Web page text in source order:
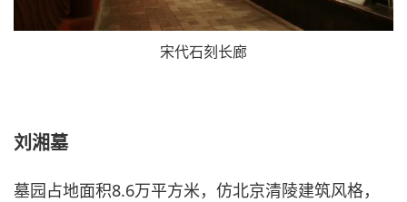
宋代石刻长廊
刘湘墓
墓园占地面积8.6万平方米，仿北京清陵建筑风格，